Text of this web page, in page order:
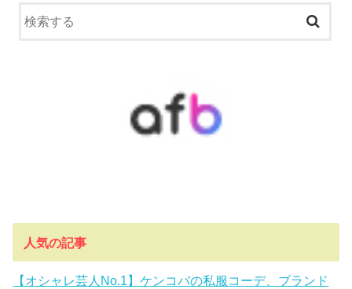
人気の記事
【オシャレ芸人No.1】ケンコバの私服コーデ、ブランド